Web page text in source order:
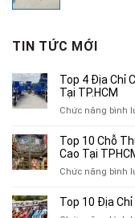
TIN TỨC MỚI
Top 4 Địa Chỉ
Tại TP.HCM
Chức năng bình
Top 10 Chỗ
Cao Tại
Chức năng bình
Top 10 Địa Chỉ